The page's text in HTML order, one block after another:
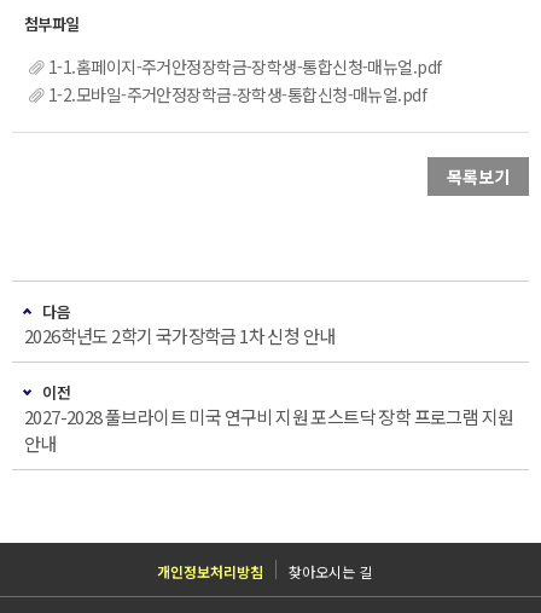
1-1.홈페이지-주거안정장학금-장학생-통합신청-매뉴얼.pdf
1-2.모바일-주거안정장학금-장학생-통합신청-매뉴얼.pdf
목록보기
다음
2026학년도 2학기 국가장학금 1차 신청 안내
이전
2027-2028 풀브라이트 미국 연구비 지원 포스트닥 장학 프로그램 지원
안내
개인정보처리방침 찾아오시는 길